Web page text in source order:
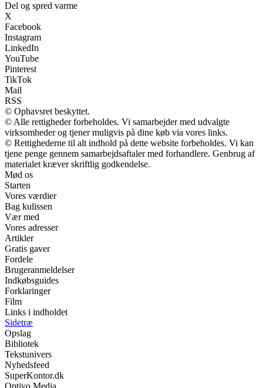
Del og spred varme
X
Facebook
Instagram
LinkedIn
YouTube
Pinterest
TikTok
Mail
RSS
© Ophavsret beskyttet.
© Alle rettigheder forbeholdes. Vi samarbejder med udvalgte
virksomheder og tjener muligvis på dine køb via vores links.
© Rettighederne til alt indhold på dette website forbeholdes. Vi kan
tjene penge gennem samarbejdsaftaler med forhandlere. Genbrug af
materialet kræver skriftlig godkendelse.
Mød os
Starten
Vores værdier
Bag kulissen
Vær med
Vores adresser
Artikler
Gratis gaver
Fordele
Brugeranmeldelser
Indkøbsguides
Forklaringer
Film
Links i indholdet
Sidetræ
Opslag
Bibliotek
Tekstunivers
Nyhedsfeed
SuperKontor.dk